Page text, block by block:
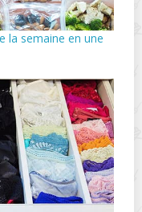
la semaine en une